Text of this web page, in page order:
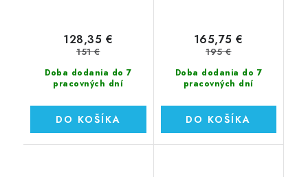
Doba dodania do 7
pracovných dní
128,35 €
151 €
DO KOŠÍKA
Doba dodania do 7
pracovných dní
165,75 €
195 €
DO KOŠÍKA